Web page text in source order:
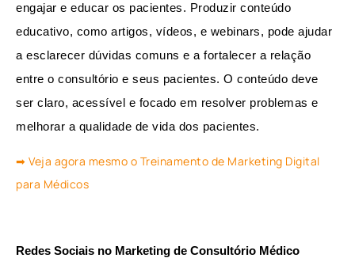
engajar e educar os pacientes. Produzir conteúdo
educativo, como artigos, vídeos, e webinars, pode ajudar
a esclarecer dúvidas comuns e a fortalecer a relação
entre o consultório e seus pacientes. O conteúdo deve
ser claro, acessível e focado em resolver problemas e
melhorar a qualidade de vida dos pacientes.
➡ Veja agora mesmo o Treinamento de Marketing Digital
para Médicos
Redes Sociais no Marketing de Consultório Médico